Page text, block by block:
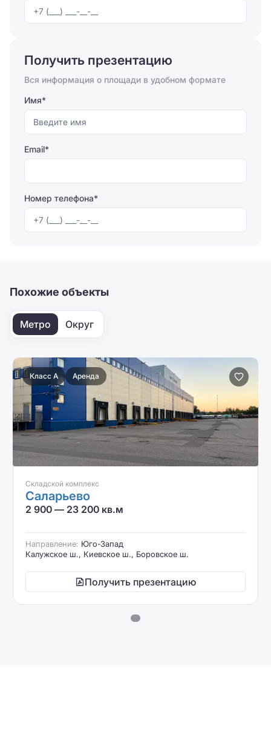
Отправить
Получить презентацию
Вся информация о площади в удобном формате
Имя*
Email*
Номер телефона*
Похожие объекты
Метро Округ
Класс A Аренда
Складской комплекс
Саларьево
2 900 — 23 200 кв.м
Направление: Юго-Запад
Калужское ш., Киевское ш., Боровское ш.
Получить презентацию